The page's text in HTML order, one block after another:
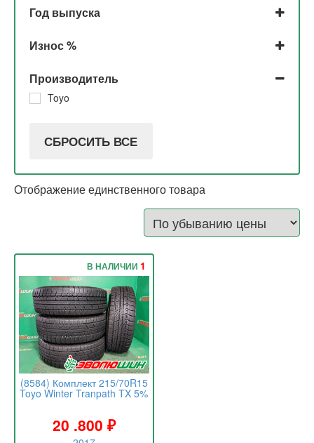
Год выпуска
Износ %
Производитель
Toyo
СБРОСИТЬ ВСЕ
Отображение единственного товара
(8584) Комплект 215/70R15
Toyo Winter Tranpath TX 5%
20 .800 ₽
В НАЛИЧИИ 1